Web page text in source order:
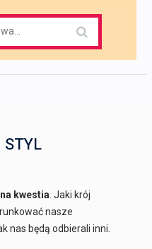
STYL
kwestia . Jaki krój
nasze
nas będą odbierali inni.